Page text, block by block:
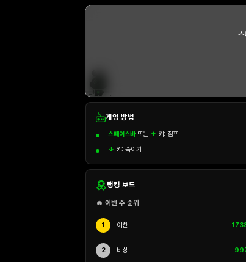
게임 방법
스페이스바또는 ↑ 키: 점프
↓ 키: 숙이기
랭킹 보드
🔥 이번 주 순위
1 이찬
2 비상